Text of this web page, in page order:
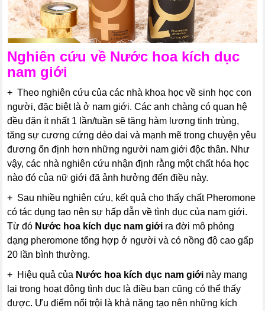
Nghiên cứu về Nước hoa kích dục
nam giới
+ Theo nghiên cứu của các nhà khoa học về sinh học con
người, đặc biệt là ở nam giới. Các anh chàng có quan hệ
đều đặn ít nhất 1 lần/tuần sẽ tăng hàm lương tinh trùng,
tăng sự cương cứng dẻo dai và mạnh mẽ trong chuyện yêu
đương ổn định hơn những người nam giới độc thân. Như
vậy, các nhà nghiên cứu nhận định rằng một chất hóa học
nào đó của nữ giới đã ảnh hưởng đến điều này.
+ Sau nhiều nghiên cứu, kết quả cho thấy chất Pheromone
có tác dụng tạo nên sự hấp dẫn về tình dục của nam giới.
Từ đó Nước hoa kích dục nam giới ra đời mô phỏng
dạng pheromone tổng hợp ở người và có nồng độ cao gấp
20 lần bình thường.
+ Hiệu quả của Nước hoa kích dục nam giới này mang
lại trong hoạt động tình dục là điều bạn cũng có thể thấy
được. Ưu điểm nổi trội là khả năng tạo nên những kích